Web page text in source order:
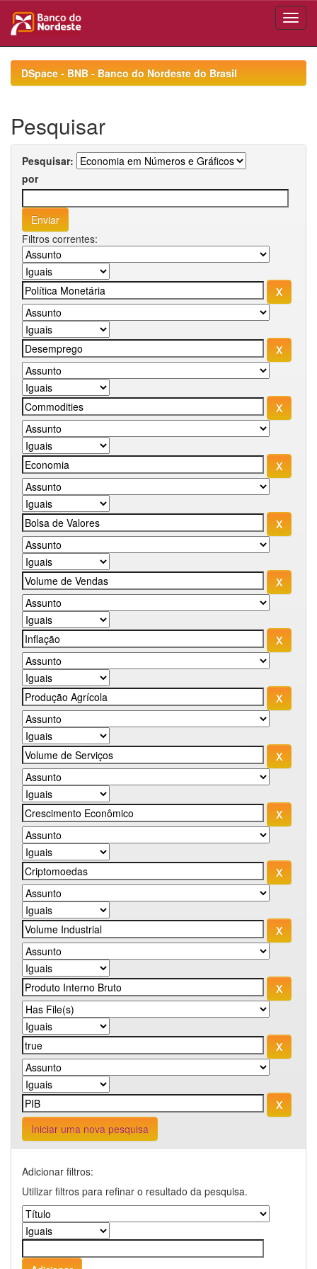
navigationDSpace - BNB - Banco do Nordeste do Brasil
Pesquisar
Pesquisar:
por
Filtros correntes:
Iniciar uma nova pesquisa
Adicionar filtros:
Utilizar filtros para refinar o resultado da pesquisa.